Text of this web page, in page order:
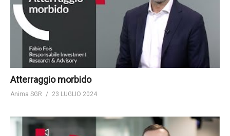
Atterraggio morbido
Anima SGR 23 LUGLIO 2024